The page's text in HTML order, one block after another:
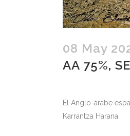
08 May
AA 75%,
El Anglo-árabe
Karrantza Harana.